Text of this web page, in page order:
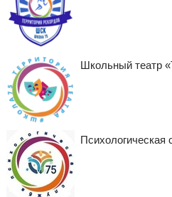
Школьный театр
Психологическая